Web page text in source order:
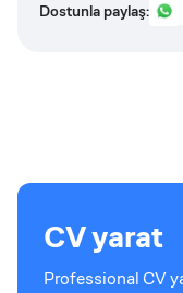
Dostunla paylaş:
CV yarat
Professional CV